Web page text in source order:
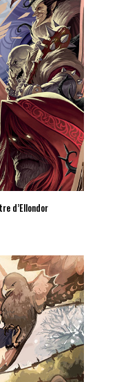
d’Ellondor